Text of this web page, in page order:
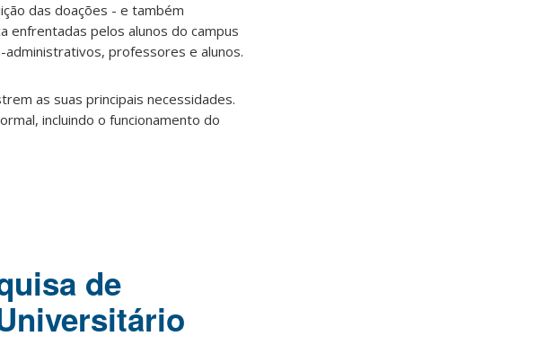
das doações - e também
enfrentadas pelos alunos do campus
professores e alunos.
as suas principais necessidades.
incluindo o funcionamento do
de